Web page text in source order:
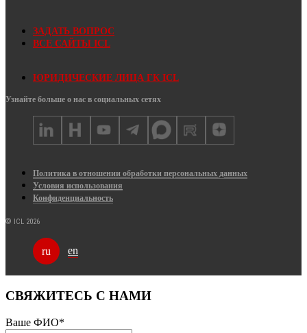
ЗАДАТЬ ВОПРОС
ВСЕ САЙТЫ ICL
ЮРИДИЧЕСКИЕ ЛИЦА ГК ICL
Узнайте больше о нас в социальных сетях
Политика в отношении обработки персональных данных
Условия использования
Конфиденциальность
© ICL 2026
ru en
СВЯЖИТЕСЬ С НАМИ
Ваше ФИО*